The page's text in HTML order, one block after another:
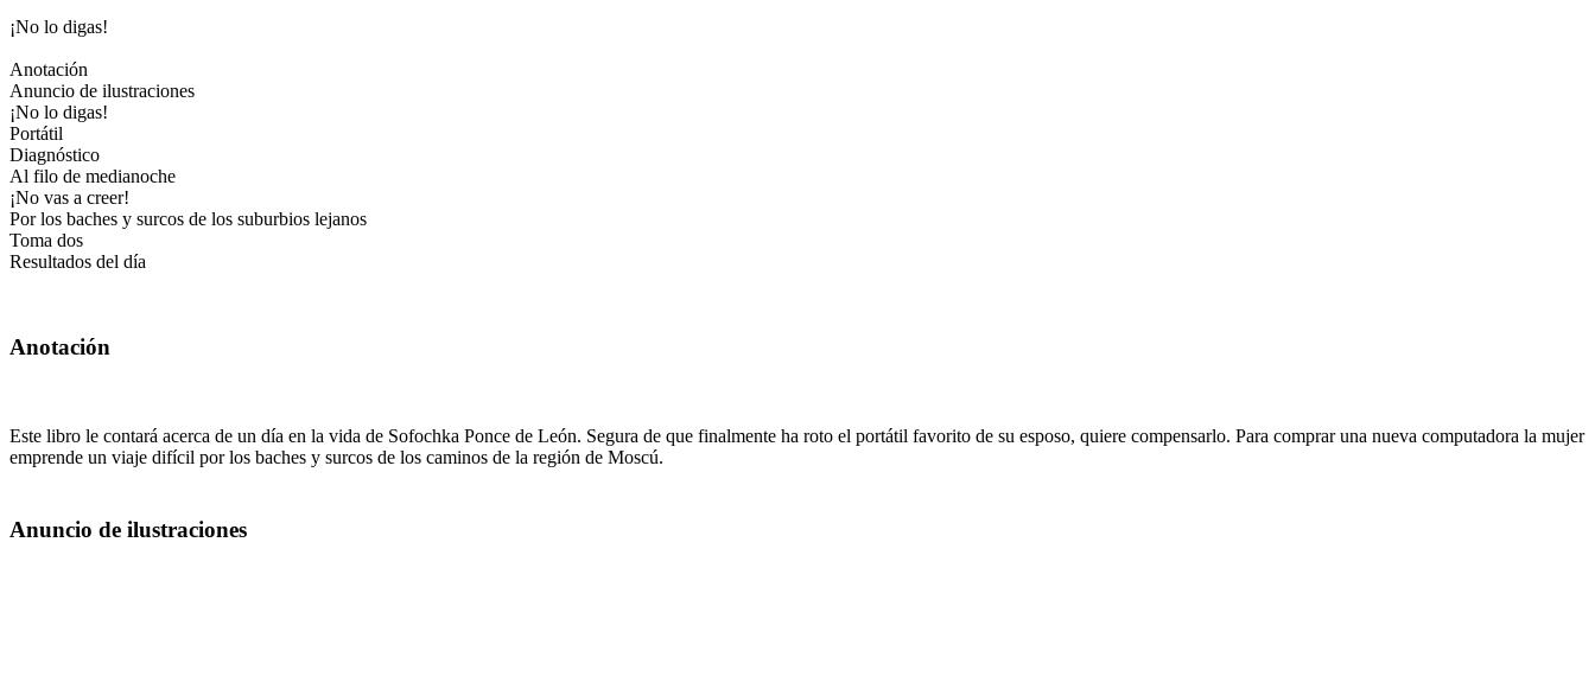
¡No lo digas!
Anotación
Anuncio de ilustraciones
¡No lo digas!
Portátil
Diagnóstico
Al filo de medianoche
¡No vas a creer!
Por los baches y surcos de los suburbios lejanos
Toma dos
Resultados del día
Anotación
Este libro le contará acerca de un día en la vida de Sofochka Ponce de León. Segura de que finalmente ha roto el portátil favorito de su esposo, quiere compensarlo. Para comprar una nueva computadora la mujer
emprende un viaje difícil por los baches y surcos de los caminos de la región de Moscú.
Anuncio de ilustraciones